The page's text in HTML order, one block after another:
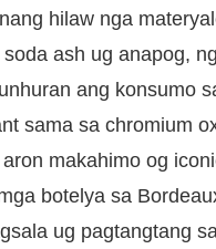
hilaw nga
ash ug anapog,
ang konsumo
sama sa chromium
makahimo og
botelya sa
ug pagtangtang